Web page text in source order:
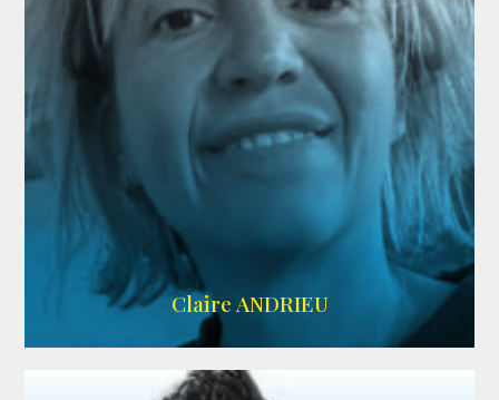
AGENCE ADÉQUAT
Claire ANDRIEU